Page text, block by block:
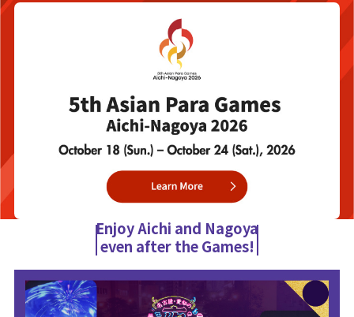
Enjoy Aichi and Nagoya
even after the Games!